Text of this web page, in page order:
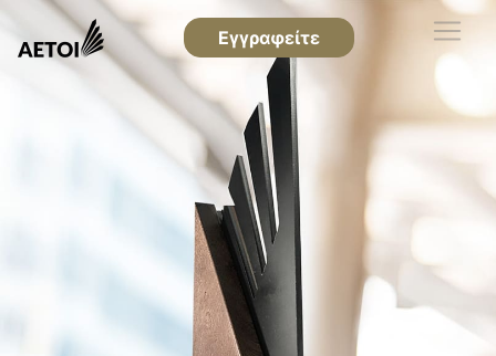
Εγγραφείτε